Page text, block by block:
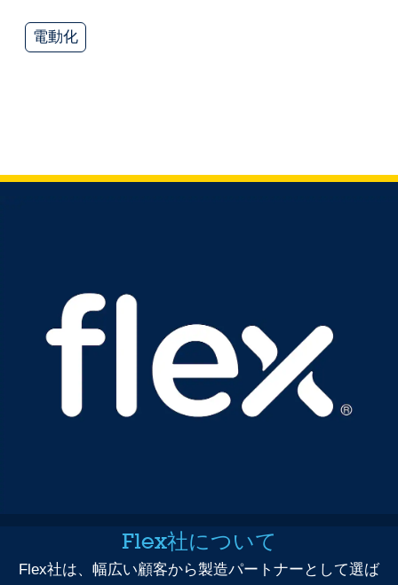
電動化
Flex社について
Flex社は、幅広い顧客から製造パートナーとして選ば